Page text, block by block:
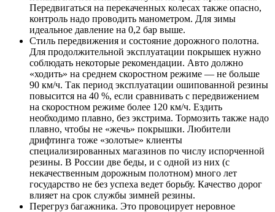
Передвигаться на перекаченных колесах также опасно,
контроль надо проводить манометром. Для зимы
идеальное давление на 0,2 бар выше.
Стиль передвижения и состояние дорожного полотна.
Для продолжительной эксплуатации покрышек нужно
соблюдать некоторые рекомендации. Авто должно
«ходить» на среднем скоростном режиме — не больше
90 км/ч. Так период эксплуатации ошипованной резины
повысится на 40 %, если сравнивать с передвижением
на скоростном режиме более 120 км/ч. Ездить
необходимо плавно, без экстрима. Тормозить также надо
плавно, чтобы не «жечь» покрышки. Любители
дрифтинга тоже «золотые» клиенты
специализированных магазинов по числу испорченной
резины. В России две беды, и с одной из них (с
некачественным дорожным полотном) много лет
государство не без успеха ведет борьбу. Качество дорог
влияет на срок службы зимней резины.
Перегруз багажника. Это провоцирует неровное